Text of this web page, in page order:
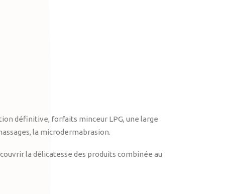
définitive, forfaits minceur LPG, une large
la microdermabrasion.
la délicatesse des produits combinée au